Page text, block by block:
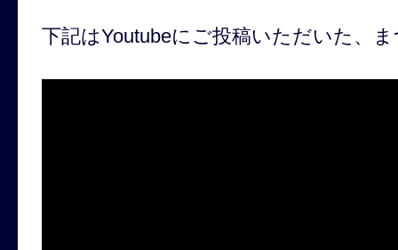
下記はYoutubeにご投稿いただいた、